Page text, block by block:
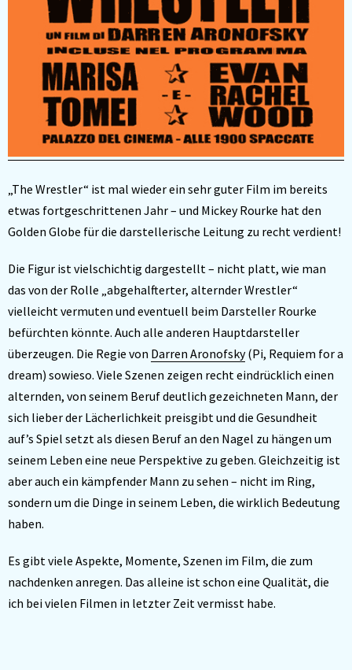
„The Wrestler“ ist mal wieder ein sehr guter Film im bereits
etwas fortgeschrittenen Jahr – und Mickey Rourke hat den
Golden Globe für die darstellerische Leitung zu recht verdient!
Die Figur ist vielschichtig dargestellt – nicht platt, wie man
das von der Rolle „abgehalfterter, alternder Wrestler“
vielleicht vermuten und eventuell beim Darsteller Rourke
befürchten könnte. Auch alle anderen Hauptdarsteller
überzeugen. Die Regie von Darren Aronofsky(Pi, Requiem for a
dream) sowieso. Viele Szenen zeigen recht eindrücklich einen
alternden, von seinem Beruf deutlich gezeichneten Mann, der
sich lieber der Lächerlichkeit preisgibt und die Gesundheit
auf’s Spiel setzt als diesen Beruf an den Nagel zu hängen um
seinem Leben eine neue Perspektive zu geben. Gleichzeitig ist
aber auch ein kämpfender Mann zu sehen – nicht im Ring,
sondern um die Dinge in seinem Leben, die wirklich Bedeutung
haben.
Es gibt viele Aspekte, Momente, Szenen im Film, die zum
nachdenken anregen. Das alleine ist schon eine Qualität, die
ich bei vielen Filmen in letzter Zeit vermisst habe.